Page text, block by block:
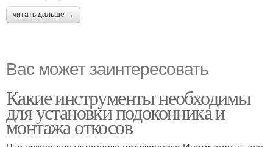
читать дальше →
Вас может заинтересовать
Какие инструменты необходимы
для установки подоконника и
монтажа откосов